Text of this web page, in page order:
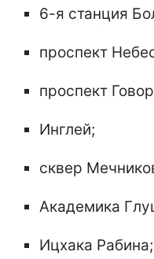
6-я станция
проспект
проспект
Инглей;
сквер
Академика
Ицхака Рабина;